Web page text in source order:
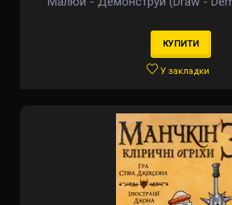
КУПИТИ
У закладки